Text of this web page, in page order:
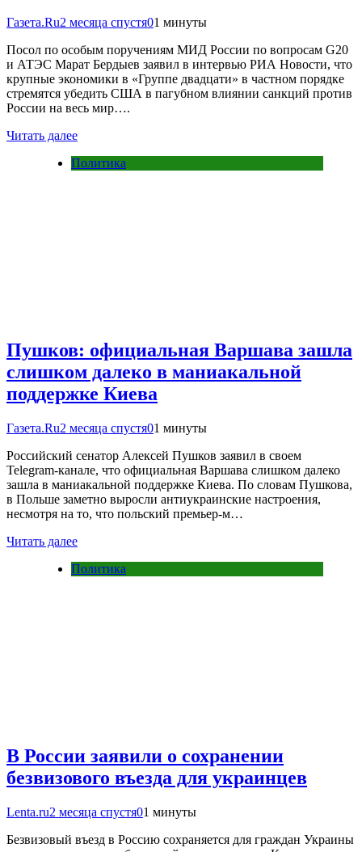
Газета.Ru2 месяца спустя01 минуты
Посол по особым поручениям МИД России по вопросам G20
и АТЭС Марат Бердыев заявил в интервью РИА Новости, что
крупные экономики в «Группе двадцати» в частном порядке
стремятся убедить США в пагубном влиянии санкций против
России на весь мир….
Читать далее
Политика
Пушков: официальная Варшава зашла
слишком далеко в маниакальной
поддержке Киева
Газета.Ru2 месяца спустя01 минуты
Российский сенатор Алексей Пушков заявил в своем
Telegram-канале, что официальная Варшава слишком далеко
зашла в маниакальной поддержке Киева. По словам Пушкова,
в Польше заметно выросли антиукраинские настроения,
несмотря на то, что польский премьер-м…
Читать далее
Политика
В России заявили о сохранении
безвизового въезда для украинцев
Lenta.ru2 месяца спустя01 минуты
Безвизовый въезд в Россию сохраняется для граждан Украины